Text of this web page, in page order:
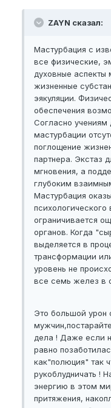
ZAYN сказал:
Мастурбация с
все физические,
духовные
жизненные
эякуляции.
обеспечения
Согласно
мастурбации
поглощение
партнера. Экстаз
мгновения, а
глубоким
Мастурбация
психологического
ограничивается
органов. Когда
выделяется в
трансформации
уровень не
все семь желез в
Это большой урон
дела ! Даже если
равно
как"полюция" так
рукоблудничать !
энергию в этом
притяжения,